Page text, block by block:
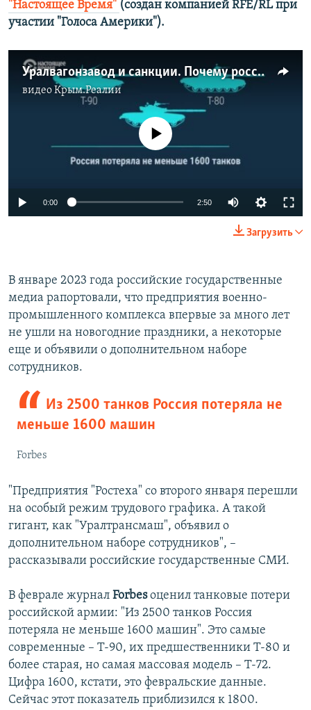
"Настоящее Время" ​ (создан компанией RFE/RL при
участии "Голоса Америки"). ​
Уралвагонзавод и санкции. Почему российская промышленность не может выпускать столько танков, сколько хочет Кремль
видеоКрым.Реалии
720p 1080p
No media source currently available
0:00 2:50
240p
720p
1080p
Загрузить
В январе 2023 года российские государственные
медиа рапортовали, что предприятия военно-
промышленного комплекса впервые за много лет
не ушли на новогодние праздники, а некоторые
еще и объявили о дополнительном наборе
сотрудников.
Из 2500 танков Россия потеряла не
меньше 1600 машин
Forbes
"Предприятия "Ростеха" со второго января перешли
на особый режим трудового графика. А такой
гигант, как "Уралтрансмаш", объявил о
дополнительном наборе сотрудников", –
рассказывали российские государственные СМИ.
В феврале журнал Forbesоценил танковые потери
российской армии: "Из 2500 танков Россия
потеряла не меньше 1600 машин". Это самые
современные – Т-90, их предшественники Т-80 и
более старая, но самая массовая модель – Т-72.
Цифра 1600, кстати, это февральские данные.
Сейчас этот показатель приблизился к 1800.